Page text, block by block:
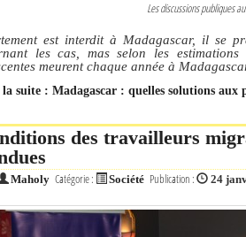
Les discussions publiques
est interdit à Madagascar, il se
les cas, mas selon les
meurent chaque année à
suite : Madagascar : quelles solutions aux
des travailleurs
Maholy Catégorie : Société Publication : 24